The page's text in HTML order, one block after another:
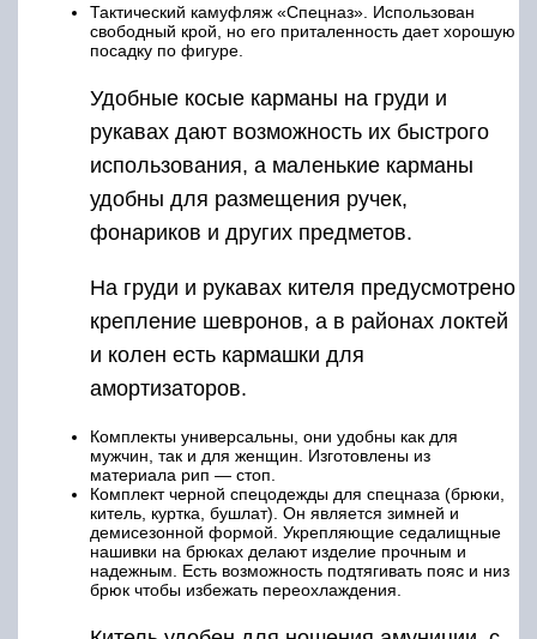
Тактический камуфляж «Спецназ». Использован
свободный крой, но его приталенность дает хорошую
посадку по фигуре.
Удобные косые карманы на груди и
рукавах дают возможность их быстрого
использования, а маленькие карманы
удобны для размещения ручек,
фонариков и других предметов.
На груди и рукавах кителя предусмотрено
крепление шевронов, а в районах локтей
и колен есть кармашки для
амортизаторов.
Комплекты универсальны, они удобны как для
мужчин, так и для женщин. Изготовлены из
материала рип — стоп.
Комплект черной спецодежды для спецназа (брюки,
китель, куртка, бушлат). Он является зимней и
демисезонной формой. Укрепляющие седалищные
нашивки на брюках делают изделие прочным и
надежным. Есть возможность подтягивать пояс и низ
брюк чтобы избежать переохлаждения.